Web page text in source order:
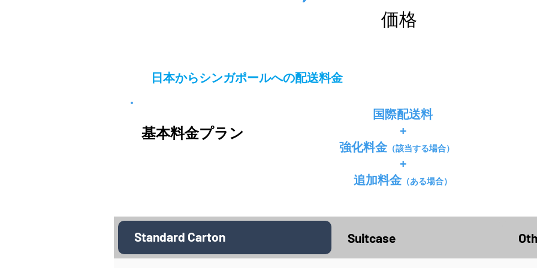
価格
日本からシンガポールへの配送料金
基本料金プラン
国際配送料
+
強化料金 （該当する場合）
+
追加料金 （ある場合）
Standard Carton Suitcase